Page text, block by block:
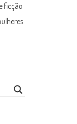
ficção